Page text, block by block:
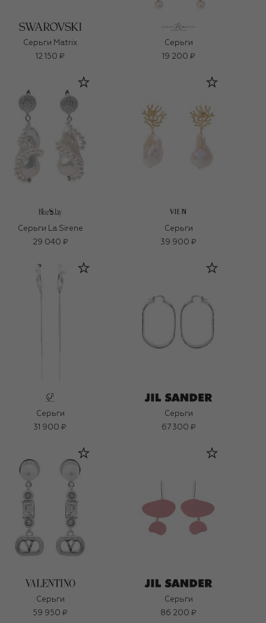
Серьги Matrix
12 150 ₽
Серьги
19 200 ₽
Серьги La Sirene
29 040 ₽
VIEN
Серьги
39 900 ₽
Серьги
31 900 ₽
Серьги
67 300 ₽
Серьги
59 950 ₽
Серьги
86 200 ₽